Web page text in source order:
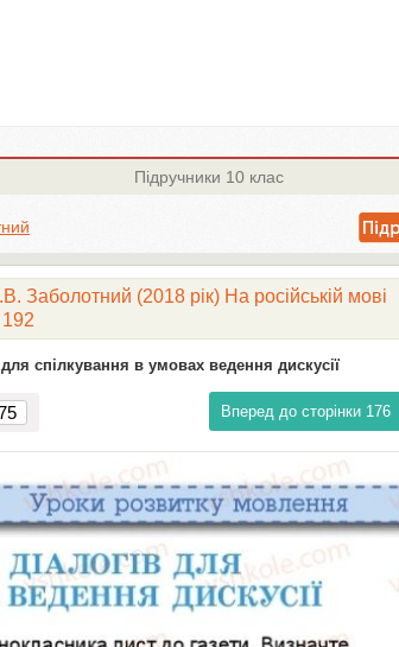
Підручники 10 клас
Заболотний (2018 рік) На російській мові
спілкування в умовах ведення дискусії
Вперед до сторінки 176